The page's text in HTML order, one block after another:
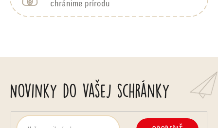
chránime prírodu
Novinky do vašej schránky